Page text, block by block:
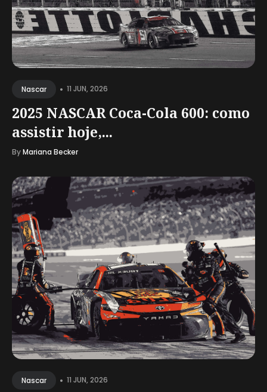
Nascar • 11 JUN, 2026
2025 NASCAR Coca-Cola 600: como
assistir hoje,...
ByMariana Becker
Nascar • 11 JUN, 2026